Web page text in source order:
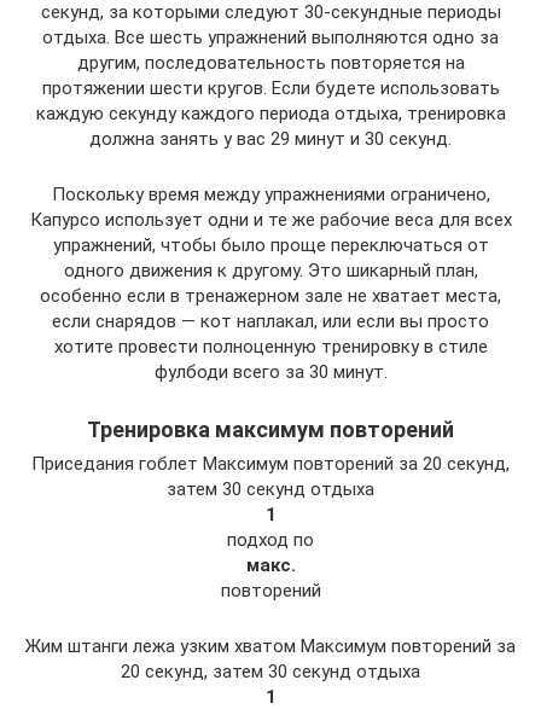
секунд, за которыми следуют 30-секундные периоды
отдыха. Все шесть упражнений выполняются одно за
другим, последовательность повторяется на
протяжении шести кругов. Если будете использовать
каждую секунду каждого периода отдыха, тренировка
должна занять у вас 29 минут и 30 секунд.
Поскольку время между упражнениями ограничено,
Капурсо использует одни и те же рабочие веса для всех
упражнений, чтобы было проще переключаться от
одного движения к другому. Это шикарный план,
особенно если в тренажерном зале не хватает места,
если снарядов — кот наплакал, или если вы просто
хотите провести полноценную тренировку в стиле
фулбоди всего за 30 минут.
Тренировка максимум повторений
Приседания гоблет Максимум повторений за 20 секунд,
затем 30 секунд отдыха
1
подход по
макс.
повторений
Жим штанги лежа узким хватом Максимум повторений за
20 секунд, затем 30 секунд отдыха
1